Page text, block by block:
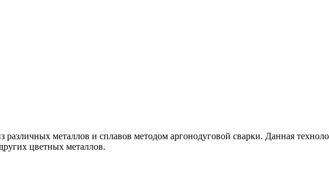
металлов и сплавов методом аргонодуговой сварки. Данная
цветных металлов.